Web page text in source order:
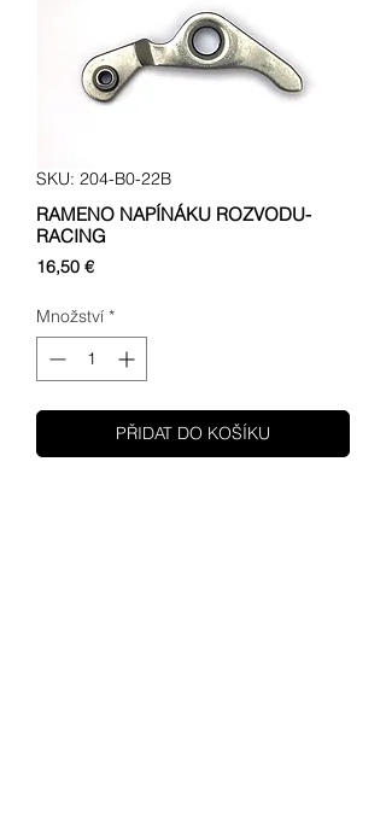
SKU: 204-B0-22B
RAMENO NAPÍNÁKU ROZVODU-
RACING
16,50 €Cena
Množství *
PŘIDAT DO KOŠÍKU